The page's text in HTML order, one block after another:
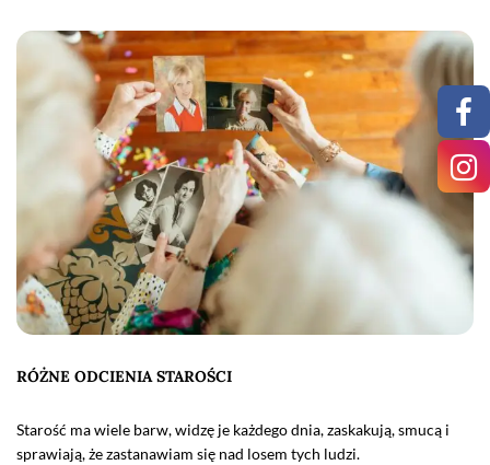
RÓŻNE ODCIENIA STAROŚCI
Starość ma wiele barw, widzę je każdego dnia, zaskakują, smucą i
sprawiają, że zastanawiam się nad losem tych ludzi.